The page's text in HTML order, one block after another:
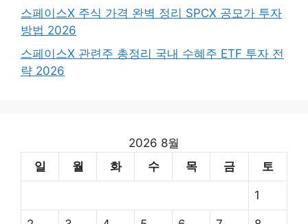
스페이스X 주식 가격 완벽 정리 SPCX 공모가 투자
방법 2026
스페이스X 관련주 총정리 국내 수혜주 ETF 투자 전
략 2026
2026 8월
일
월 화 수 목 금 토
1